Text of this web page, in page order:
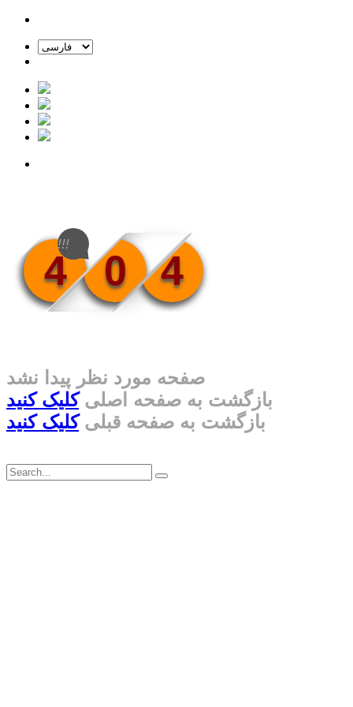
4 0 4
!!!
صفحه مورد نظر پیدا نشد
بازگشت به صفحه اصلیکلیک کنید
بازگشت به صفحه قبلیکلیک کنید